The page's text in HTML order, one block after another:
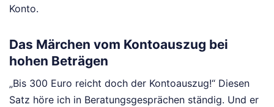
Konto.
Das Märchen vom Kontoauszug bei
hohen Beträgen
„Bis 300 Euro reicht doch der Kontoauszug!“ Diesen
Satz höre ich in Beratungsgesprächen ständig. Und er